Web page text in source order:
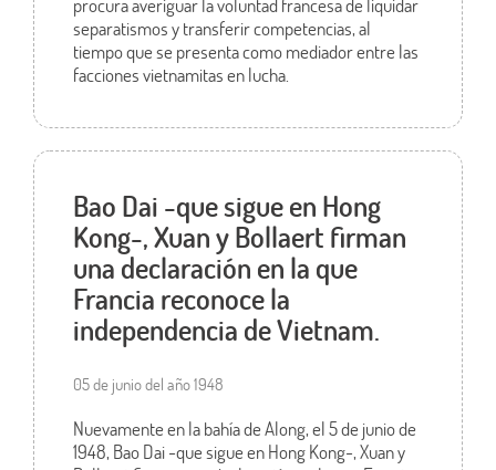
separatismos y transferir competencias, al
tiempo que se presenta como mediador entre las
facciones vietnamitas en lucha.
Bao Dai -que sigue en Hong
Kong-, Xuan y Bollaert firman
una declaración en la que
Francia reconoce la
independencia de Vietnam.
05 de junio del año 1948
Nuevamente en la bahía de Along, el 5 de junio de
1948, Bao Dai -que sigue en Hong Kong-, Xuan y